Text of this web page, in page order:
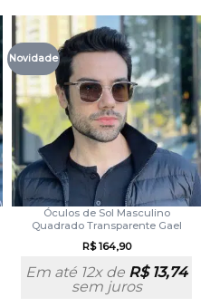
Novidade
Óculos de Sol Masculino
Quadrado Transparente Gael
R$164,90
Em até 12x de R$13,74
sem juros